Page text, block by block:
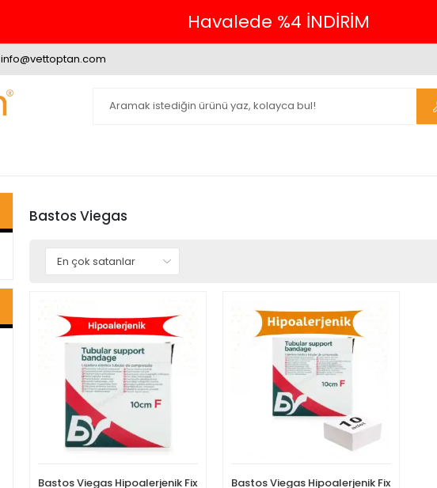
Havalede %4 İNDİRİM
info@vettoptan.com
Bastos Viegas
Bastos Viegas Hipoalerjenik Fix
Bastos Viegas Hipoalerjenik Fix